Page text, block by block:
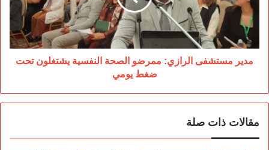
النفسية
يشتغلون
تحت
ضغط
يومي
مدير مستشفى الرازي: ممرضو الصحة النفسية يشتغلون تحت
ضغط يومي
مقالات ذات صلة